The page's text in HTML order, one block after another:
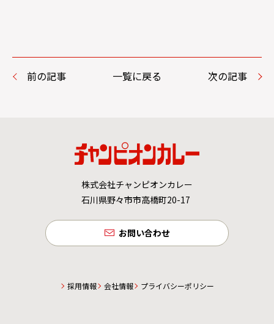
前の記事 一覧に戻る 次の記事
株式会社チャンピオンカレー
石川県野々市市高橋町20-17
お問い合わせ
採用情報 会社情報 プライバシーポリシー